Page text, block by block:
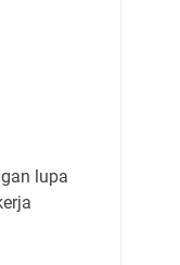
lupa